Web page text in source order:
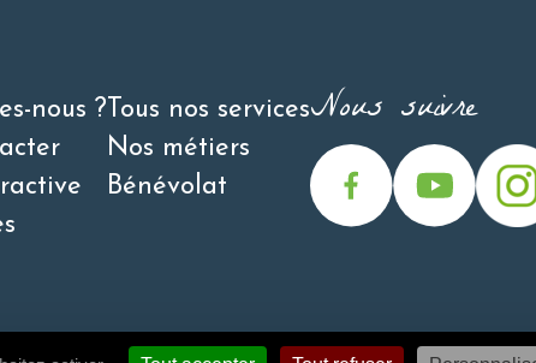
nous ? Tous nos services
Nos métiers
Bénévolat
Nous suivre